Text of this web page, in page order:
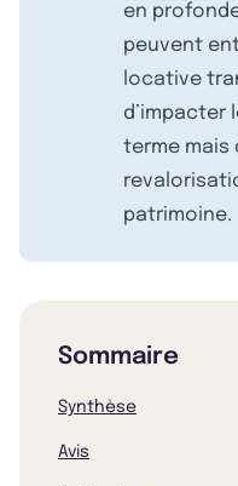
en
peuvent
locative
d’impacter
terme mais
patrimoine.
Sommaire
Synthèse
Avis